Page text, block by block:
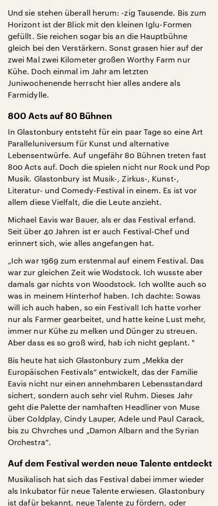
Und sie stehen überall herum: -zig Tausende. Bis zum
Horizont ist der Blick mit den kleinen Iglu-Formen
gefüllt. Sie reichen sogar bis an die Hauptbühne
gleich bei den Verstärkern. Sonst grasen hier auf der
zwei Mal zwei Kilometer großen Worthy Farm nur
Kühe. Doch einmal im Jahr am letzten
Juniwochenende herrscht hier alles andere als
Farmidylle.
800 Acts auf 80 Bühnen
In Glastonbury entsteht für ein paar Tage so eine Art
Paralleluniversum für Kunst und alternative
Lebensentwürfe. Auf ungefähr 80 Bühnen treten fast
800 Acts auf. Doch die spielen nicht nur Rock und Pop
Musik. Glastonbury ist Musik-, Zirkus-, Kunst-,
Literatur- und Comedy-Festival in einem. Es ist vor
allem diese Vielfalt, die die Leute anzieht.
Michael Eavis war Bauer, als er das Festival erfand.
Seit über 40 Jahren ist er auch Festival-Chef und
erinnert sich, wie alles angefangen hat.
„Ich war 1969 zum erstenmal auf einem Festival. Das
war zur gleichen Zeit wie Wodstock. Ich wusste aber
damals gar nichts von Woodstock. Ich wollte auch so
was in meinem Hinterhof haben. Ich dachte: Sowas
will ich auch haben, so ein Festival! Ich hatte vorher
nur als Farmer gearbeitet, und hatte keine Lust mehr,
immer nur Kühe zu melken und Dünger zu streuen.
Aber dass es so groß wird, hab ich nicht geplant. "
Bis heute hat sich Glastonbury zum „Mekka der
Europäischen Festivals“ entwickelt, das der Familie
Eavis nicht nur einen annehmbaren Lebensstandard
sichert, sondern auch sehr viel Ruhm. Dieses Jahr
geht die Palette der namhaften Headliner von Muse
über Coldplay, Cindy Lauper, Adele und Paul Carack,
bis zu Chvrches und „Damon Albarn and the Syrian
Orchestra“.
Auf dem Festival werden neue Talente entdeckt
Musikalisch hat sich das Festival dabei immer wieder
als Inkubator für neue Talente erwiesen. Glastonbury
ist dafür bekannt, neue Talente zu fördern, oder